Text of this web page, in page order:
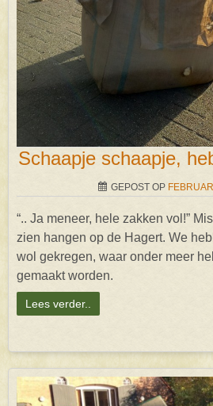
Schaapje schaapje,
GEPOST OP
“.. Ja meneer, hele zakken vol!”
zien hangen op de Hagert. We
wol gekregen, waar onder meer
gemaakt worden.
Lees verder..